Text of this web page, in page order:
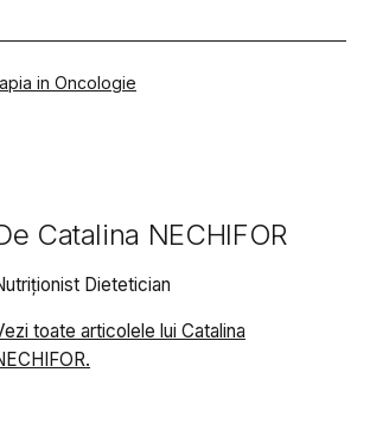
in Oncologie
Catalina NECHIFOR
Dietetician
toate articolele lui Catalina